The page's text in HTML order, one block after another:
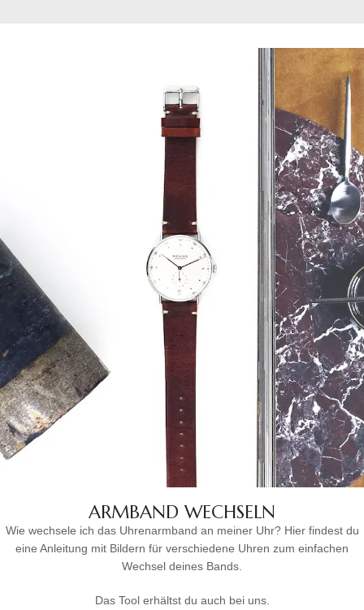
ARMBAND WECHSELN
Wie wechsele ich das Uhrenarmband an meiner Uhr? Hier findest du
eine Anleitung mit Bildern für verschiedene Uhren zum einfachen
Wechsel deines Bands.
Das Tool erhältst du auch bei uns.